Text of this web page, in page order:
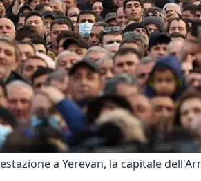
a Yerevan, la capitale